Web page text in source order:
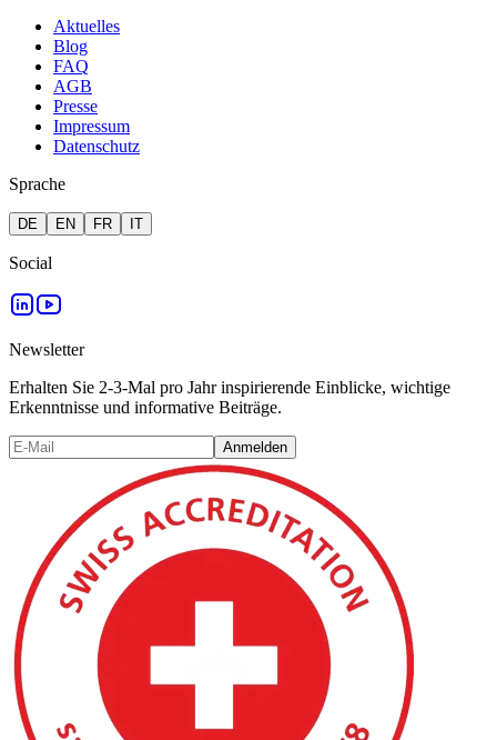
Aktuelles
Blog
FAQ
AGB
Presse
Impressum
Datenschutz
Sprache
DE EN FR IT
Social
Newsletter
Erhalten Sie 2-3-Mal pro Jahr inspirierende Einblicke, wichtige
Erkenntnisse und informative Beiträge.
Anmelden